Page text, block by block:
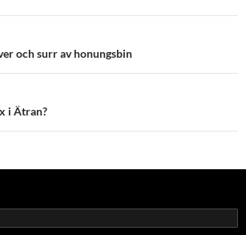
och surr av honungsbin
i Ätran?